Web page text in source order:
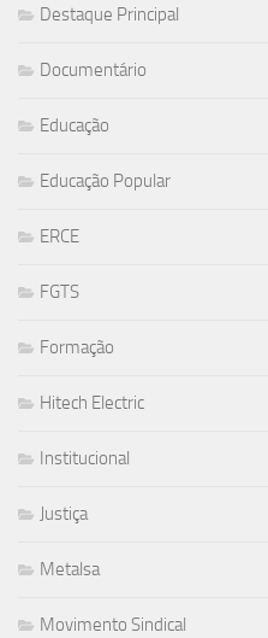
Destaque Principal
Documentário
Educação
Educação Popular
ERCE
FGTS
Formação
Hitech Electric
Institucional
Justiça
Metalsa
Movimento Sindical